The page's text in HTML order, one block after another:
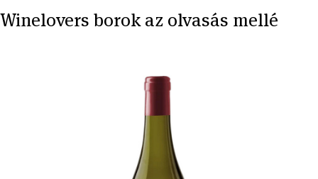
Winelovers borok az olvasás mellé